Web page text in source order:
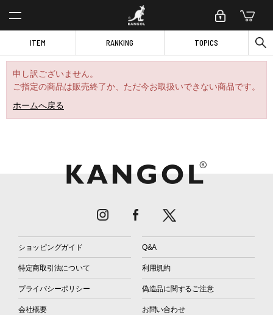
ITEM RANKING TOPICS
申し訳ございません。
ご指定の商品は販売終了か、ただ今お取扱いできない商品です。
ホームへ戻る
ショッピングガイド Q&A
特定商取引法について 利用規約
プライバシーポリシー 偽造品に関するご注意
会社概要 お問い合わせ